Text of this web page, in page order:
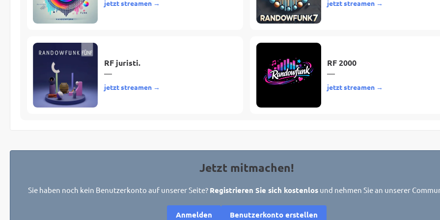
jetzt streamen → jetzt streamen →
RF juristi.
—
jetzt streamen →
RF 2000
—
jetzt streamen →
Jetzt mitmachen!
Sie haben noch kein Benutzerkonto auf unserer Seite? Registrieren Sie sich kostenlos und nehmen Sie an unserer
Benutzerkonto erstellen
Anmelden